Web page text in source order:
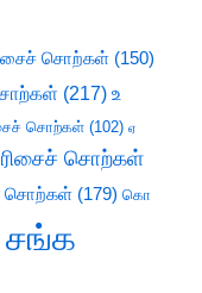
சொற்கள் (150)
(217) உ
சொற்கள் (102) ஏ
சொற்கள்
சொற்கள் (179) கொ
சங்க